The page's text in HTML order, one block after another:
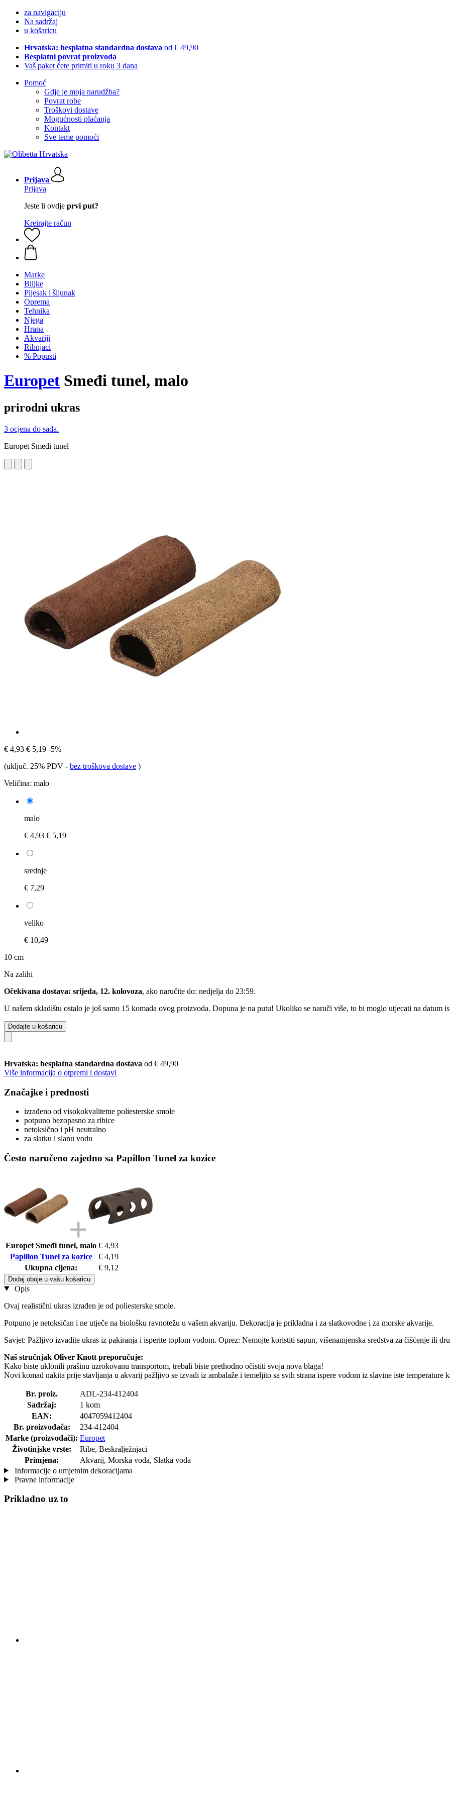
za navigaciju
Na sadržaj
u košaricu
Hrvatska: besplatna standardna dostava od € 49,90
Besplatni povrat proizvoda
Vaš paket ćete primiti u roku 3 dana
Pomoć
Gdje je moja narudžba?
Povrat robe
Troškovi dostave
Mogućnosti plaćanja
Kontakt
Sve teme pomoći
Prijava
Prijava
Jeste li ovdje prvi put?
Kreirajte račun
Marke
Biljke
Pijesak i šljunak
Oprema
Tehnika
Njega
Hrana
Akvariji
Ribnjaci
% Popusti
Europet Smeđi tunel, malo
prirodni ukras
3 ocjena do sada.
Europet Smeđi tunel
€ 4,93 € 5,19 -5%
(uključ. 25% PDV - bez troškova dostave )
Veličina: malo
malo
€ 4,93 € 5,19
srednje
€ 7,29
veliko
€ 10,49
10 cm
Na zalihi
Očekivana dostava: srijeda, 12. kolovoza, ako naručite do: nedjelja do 23:59.
U našem skladištu ostalo je još samo 15 komada ovog proizvoda. Dopuna je na putu! Ukoliko se naruči više, to bi moglo utjecati na datum
Dodajte u košaricu
Hrvatska: besplatna standardna dostava od € 49,90
Više informacija o otpremi i dostavi
Značajke i prednosti
izrađeno od visokokvalitetne poliesterske smole
potpuno bezopasno za ribice
netoksično i pH neutralno
za slatku i slanu vodu
Često naručeno zajedno sa Papillon Tunel za kozice
Europet Smeđi tunel, malo € 4,93
Papillon Tunel za kozice
€ 4,19
Ukupna cijena:
€ 9,12
Dodaj oboje u vašu košaricu
Opis
Ovaj realistični ukras izrađen je od poliesterske smole.
Potpuno je netoksičan i ne utječe na biološku ravnotežu u vašem akvariju. Dekoracija je prikladna i za slatkovodne i za morske akvarije.
Savjet: Pažljivo izvadite ukras iz pakiranja i isperite toplom vodom. Oprez: Nemojte koristiti sapun, višenamjenska sredstva za čišćenje ili
Naš stručnjak Oliver Knott preporučuje:
Kako biste uklonili prašinu uzrokovanu transportom, trebali biste prethodno očistiti svoja nova blaga!
Novi komad nakita prije stavljanja u akvarij pažljivo se izvadi iz ambalaže i temeljito sa svih strana ispere vodom iz slavine iste temperature
Br. proiz.
ADL-234-412404
Sadržaj:
1 kom
EAN:
4047059412404
Br. proizvođača:
234-412404
Marke (proizvođači): Europet
Životinjske vrste:
Ribe, Beskralježnjaci
Primjena:
Akvarij, Morska voda, Slatka voda
Informacije o umjetnim dekoracijama
Pravne informacije
Prikladno uz to